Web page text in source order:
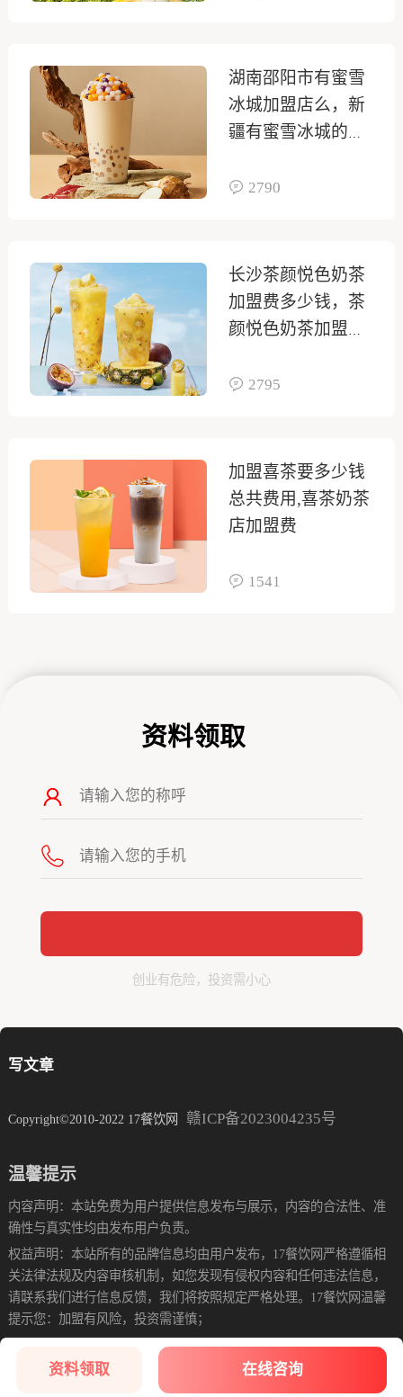
湖南邵阳市有蜜雪
冰城加盟店么，新
疆有蜜雪冰城的加
2790
长沙茶颜悦色奶茶
加盟费多少钱，茶
颜悦色奶茶加盟店
2795
加盟喜茶要多少钱
总共费用,喜茶奶茶
店加盟费
1541
资料领取
创业有危险，投资需小心
资料领取 在线咨询
写文章
Copyright©2010-2022 17餐饮网 赣ICP备2023004235号
温馨提示
内容声明：本站免费为用户提供信息发布与展示，内容的合法性、准
确性与真实性均由发布用户负责。
权益声明：本站所有的品牌信息均由用户发布，17餐饮网严格遵循相
关法律法规及内容审核机制，如您发现有侵权内容和任何违法信息，
请联系我们进行信息反馈，我们将按照规定严格处理。17餐饮网温馨
提示您：加盟有风险，投资需谨慎；